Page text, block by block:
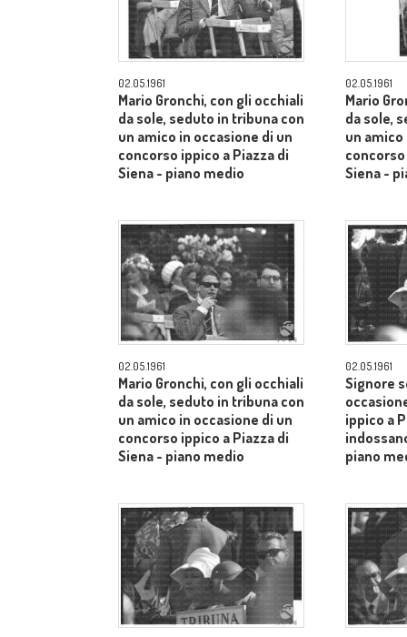
02.05.1961
Mario Gronchi, con gli occhiali
da sole, seduto in tribuna con
un amico in occasione di un
concorso ippico a Piazza di
Siena - piano medio
02.05.1961
Mario
da sole,
un
Siena -
02.05.1961
Mario Gronchi, con gli occhiali
da sole, seduto in tribuna con
un amico in occasione di un
concorso ippico a Piazza di
Siena - piano medio
02.05.1961
Signore
ippico a
piano